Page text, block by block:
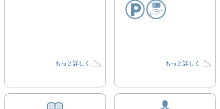
もっと詳しく もっと詳しく